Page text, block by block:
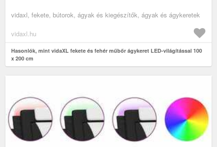
vidaxl, fekete, bútorok, ágyak és kiegészítők, ágyak és ágykeretek
vidaxl.hu
Hasonlók, mint vidaXL fekete és fehér műbőr ágykeret LED-világítással 100
x 200 cm